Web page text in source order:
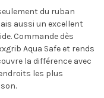
du ruban
aussi un excellent
Commande dès
Aqua Safe et rends
la différence avec
les plus